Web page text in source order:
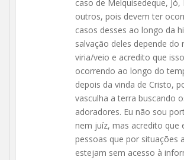
caso de Melquisedeque,
outros, pois devem ter
casos desses ao longo da
salvação deles depende do
viria/veio e acredito que
ocorrendo ao longo do
depois da vinda de Cristo,
vasculha a terra buscando
adoradores. Eu não sou
nem juíz, mas acredito que
pessoas que por situações
estejam sem acesso à